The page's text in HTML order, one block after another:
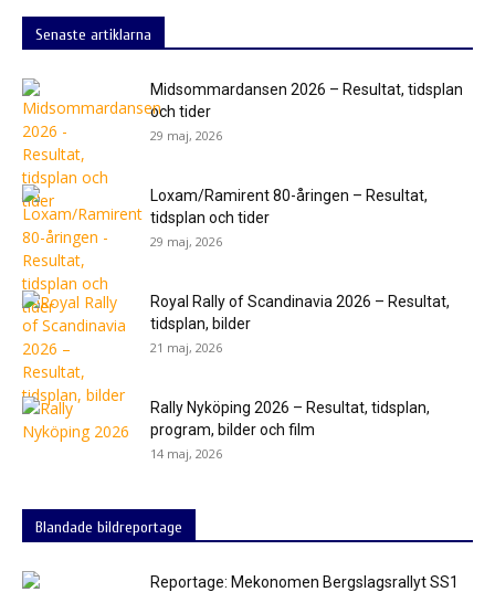
Senaste artiklarna
Midsommardansen 2026 – Resultat, tidsplan
och tider
29 maj, 2026
Loxam/Ramirent 80-åringen – Resultat,
tidsplan och tider
29 maj, 2026
Royal Rally of Scandinavia 2026 – Resultat,
tidsplan, bilder
21 maj, 2026
Rally Nyköping 2026 – Resultat, tidsplan,
program, bilder och film
14 maj, 2026
Blandade bildreportage
Reportage: Mekonomen Bergslagsrallyt SS1